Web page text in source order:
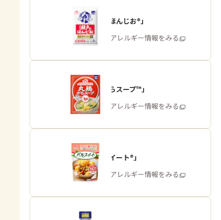
「瀬戸のほんじお®」
商品・アレルギー情報をみる
「丸鶏がらスープ™」
商品・アレルギー情報をみる
「パルスイート®」
商品・アレルギー情報をみる